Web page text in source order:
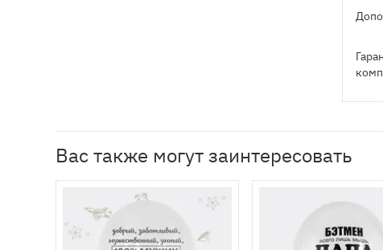
Вас также могут заинтересовать